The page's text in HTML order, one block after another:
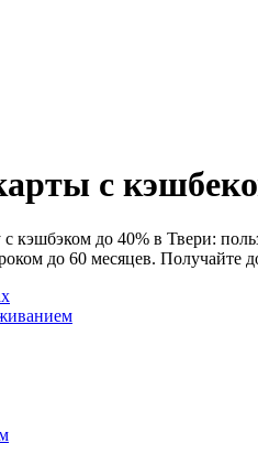
с
кэшбэком до 40% в Твери:
до 60 месяцев. Получайте